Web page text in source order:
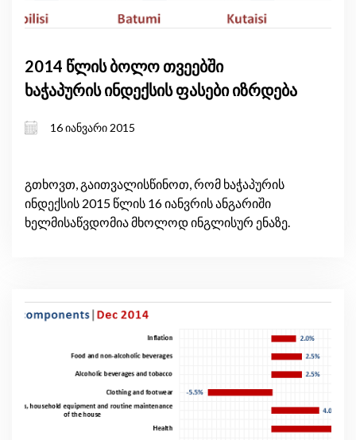
2014 წლის ბოლო თვეებში
ხაჭაპურის ინდექსის ფასები იზრდება
16 იანვარი 2015
გთხოვთ, გაითვალისწინოთ, რომ ხაჭაპურის
ინდექსის 2015 წლის 16 იანვრის ანგარიში
ხელმისაწვდომია მხოლოდ ინგლისურ ენაზე.